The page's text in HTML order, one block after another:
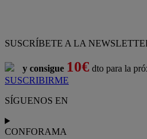
SUSCRÍBETE A LA
y consigue 10€ dto para la
SUSCRIBIRME
SÍGUENOS EN
CONFORAMA